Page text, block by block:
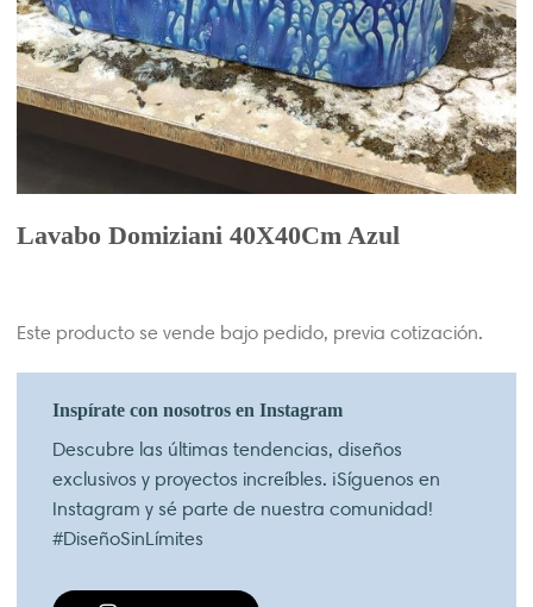
Lavabo Domiziani 40X40Cm Azul
Este producto se vende bajo pedido, previa cotización.
Inspírate con nosotros en Instagram
Descubre las últimas tendencias, diseños
exclusivos y proyectos increíbles. ¡Síguenos en
Instagram y sé parte de nuestra comunidad!
#DiseñoSinLímites